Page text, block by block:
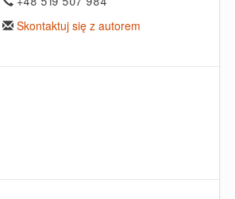
Skontaktuj się z autorem